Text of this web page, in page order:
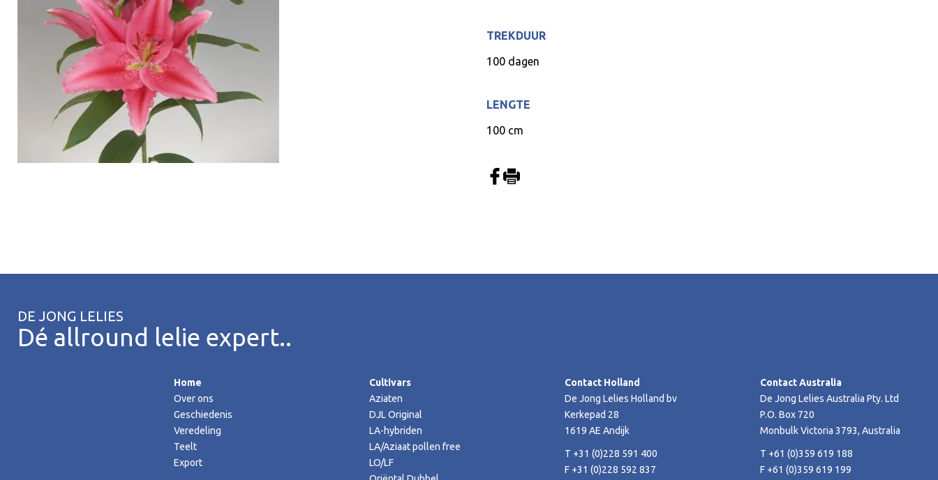
TREKDUUR
100 dagen
LENGTE
100 cm
DE JONG LELIES
Dé allround lelie expert..
Home
Over ons
Geschiedenis
Veredeling
Teelt
Export
Cultivars
Aziaten
DJL Original
LA-hybriden
LA/Aziaat pollen free
LO/LF
Contact Holland
De Jong Lelies Holland bv
Kerkepad 28
1619 AE Andijk
T +31 (0)228 591 400
F +31 (0)228 592 837
Contact Australia
De Jong Lelies Australia Pty. Ltd
P.O. Box 720
Monbulk Victoria 3793, Australia
T +61 (0)359 619 188
F +61 (0)359 619 199